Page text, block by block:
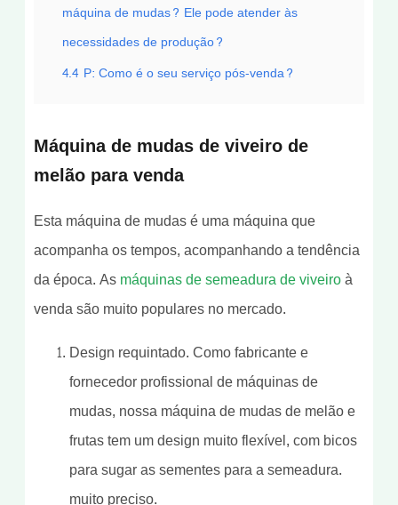
máquina de mudas? Ele pode atender às
necessidades de produção?
4.4 P: Como é o seu serviço pós-venda?
Máquina de mudas de viveiro de
melão para venda
Esta máquina de mudas é uma máquina que
acompanha os tempos, acompanhando a tendência
da época. Asmáquinas de semeadura de viveiroà
venda são muito populares no mercado.
Design requintado. Como fabricante e
fornecedor profissional de máquinas de
mudas, nossa máquina de mudas de melão e
frutas tem um design muito flexível, com bicos
para sugar as sementes para a semeadura.
muito preciso.